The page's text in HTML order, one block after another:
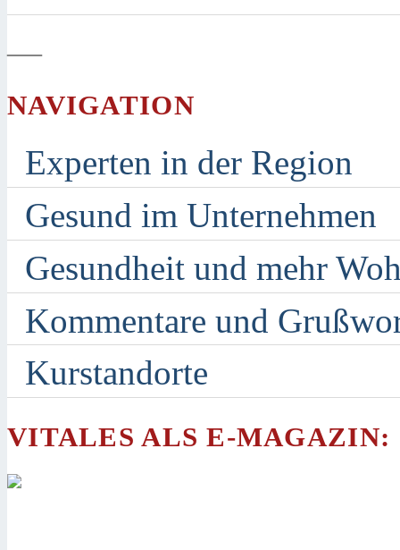
—
NAVIGATION
Experten in der Region
Gesund im Unternehmen
Gesundheit und mehr
Kommentare und
Kurstandorte
VITALES ALS E-MAGAZIN: